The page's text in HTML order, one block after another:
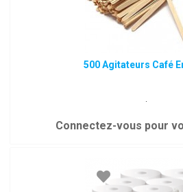
500 Agitateurs Café
.
Connectez-vous pour